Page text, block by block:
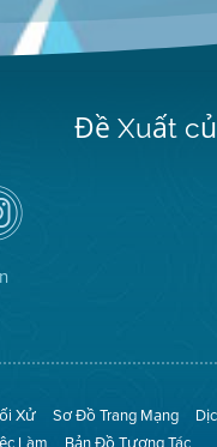
Đề Xuất
Xử Sơ Đồ Trang Mạng
Làm Bản Đồ Tương Tác